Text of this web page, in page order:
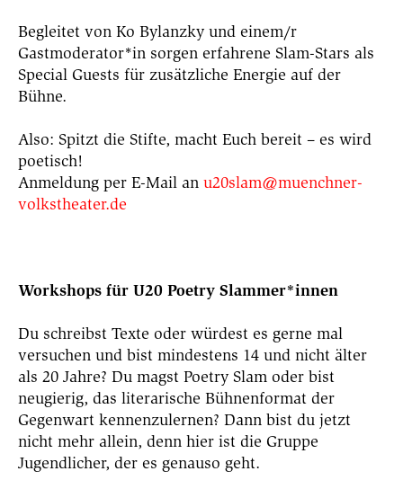
Begleitet von Ko Bylanzky und einem/r
Gastmoderator*in sorgen erfahrene Slam-Stars als
Special Guests für zusätzliche Energie auf der
Bühne.
Also: Spitzt die Stifte, macht Euch bereit – es wird
poetisch!
Anmeldung per E-Mail an u20slam@muenchner-
volkstheater.de
Workshops für U20 Poetry Slammer*innen
Du schreibst Texte oder würdest es gerne mal
versuchen und bist mindestens 14 und nicht älter
als 20 Jahre? Du magst Poetry Slam oder bist
neugierig, das literarische Bühnenformat der
Gegenwart kennenzulernen? Dann bist du jetzt
nicht mehr allein, denn hier ist die Gruppe
Jugendlicher, der es genauso geht.